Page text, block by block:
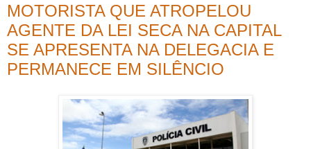
MOTORISTA QUE ATROPELOU
AGENTE DA LEI SECA NA CAPITAL
SE APRESENTA NA DELEGACIA E
PERMANECE EM SILÊNCIO